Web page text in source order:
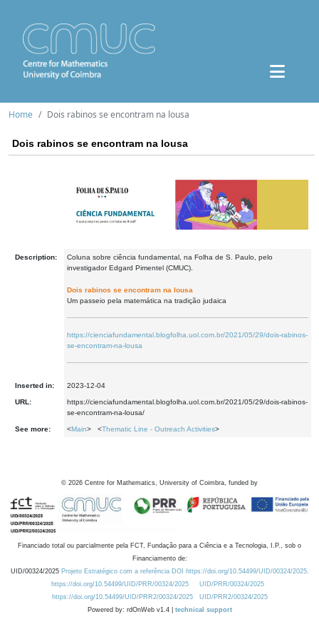
Home Dois rabinos se encontram na lousa
Dois rabinos se encontram na lousa
Description:
Coluna sobre ciência fundamental, na Folha de S. Paulo, pelo
investigador Edgard Pimentel (CMUC).
Dois rabinos se encontram na lousa
Um passeio pela matemática na tradição judaica
https://cienciafundamental.blogfolha.uol.com.br/2021/05/29/dois-rabinos-
se-encontram-na-lousa
Inserted in: 2023-12-04
URL:
https://cienciafundamental.blogfolha.uol.com.br/2021/05/29/dois-rabinos-
se-encontram-na-lousa/
See more: <Main> <Thematic Line - Outreach Activities>
© 2026 Centre for Mathematics, University of Coimbra, funded by
Financiado total ou parcialmente pela FCT, Fundação para a Ciência e a Tecnologia, I.P., sob o
Financiamento de:
UID/00324/2025 Projeto Estratégico com a referência DOI https://doi.org/10.54499/UID/00324/2025.
https://doi.org/10.54499/UID/PRR/00324/2025
UID/PRR/00324/2025
https://doi.org/10.54499/UID/PRR2/00324/2025
UID/PRR2/00324/2025
Powered by: rdOnWeb v1.4 | technical support